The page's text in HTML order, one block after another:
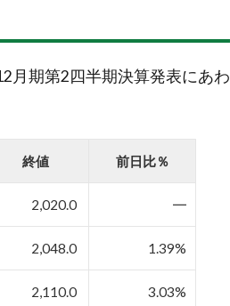
月期第2四半期決算発表にあわ
終値 前日比％
2,020.0 ━
2,048.0 1.39%
2,110.0 3.03%